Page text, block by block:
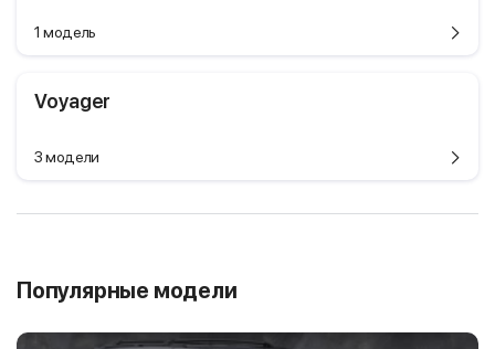
1 модель
Voyager
3 модели
Популярные модели